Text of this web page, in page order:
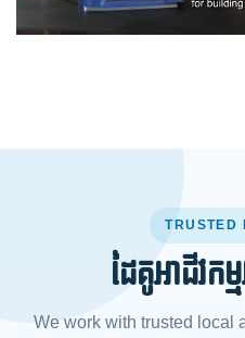
TRUSTED
ដៃគូអាជីវក
We work with trusted local